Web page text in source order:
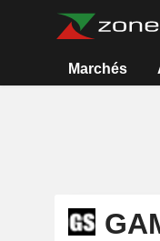
Marchés